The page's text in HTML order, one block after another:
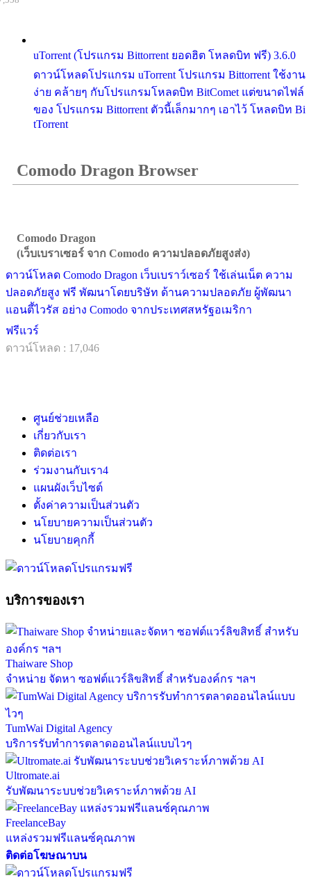
uTorrent (โปรแกรม Bittorrent ยอดฮิต โหลดบิท ฟรี) 3.6.0
ดาวน์โหลดโปรแกรม uTorrent โปรแกรม Bittorrent ใช้งาน
ง่าย คล้ายๆ กับโปรแกรมโหลดบิท BitComet แต่ขนาดไฟล์
ของ โปรแกรม Bittorrent ตัวนี้เล็กมากๆ เอาไว้ โหลดบิท Bi
tTorrent
Comodo Dragon Browser
Comodo Dragon
(เว็บเบราเซอร์ จาก Comodo ความปลอดภัยสูงส่ง)
ดาวน์โหลด Comodo Dragon เว็บเบราว์เซอร์ ใช้เล่นเน็ต ความ
ปลอดภัยสูง ฟรี พัฒนาโดยบริษัท ด้านความปลอดภัย ผู้พัฒนา
แอนตี้ไวรัส อย่าง Comodo จากประเทศสหรัฐอเมริกา
ฟรีแวร์
ดาวน์โหลด : 17,046
ศูนย์ช่วยเหลือ
เกี่ยวกับเรา
ติดต่อเรา
ร่วมงานกับเรา4
แผนผังเว็บไซต์
ตั้งค่าความเป็นส่วนตัว
นโยบายความเป็นส่วนตัว
นโยบายคุกกี้
บริการของเรา
Thaiware Shop
จำหน่าย จัดหา ซอฟต์แวร์ลิขสิทธิ์ สำหรับองค์กร ฯลฯ
TumWai Digital Agency
บริการรับทำการตลาดออนไลน์แบบไวๆ
Ultromate.ai
รับพัฒนาระบบช่วยวิเคราะห์ภาพด้วย AI
FreelanceBay
แหล่งรวมฟรีแลนซ์คุณภาพ
ติดต่อโฆษณาบน